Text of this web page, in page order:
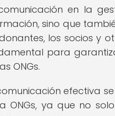
en la
sino que
los socios y
para
ONGs.
efectiva
ONGs, ya que no